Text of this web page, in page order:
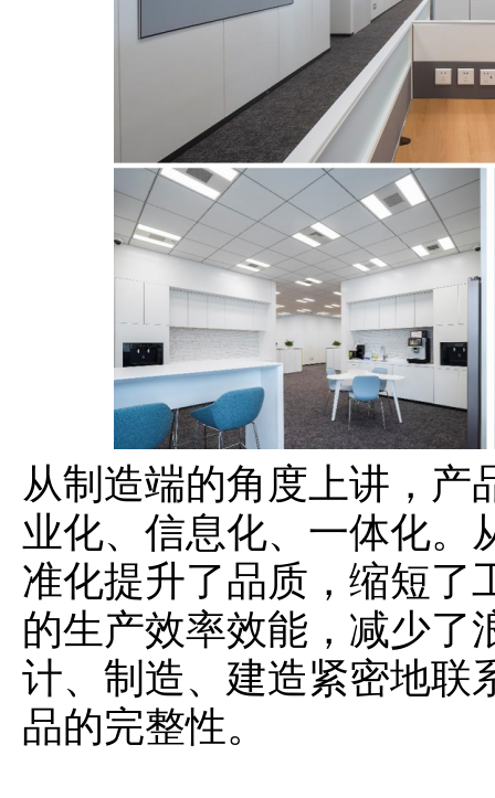
从制造端的角度上讲，产
业化、信息化、一体化。
准化提升了品质，缩短了
的生产效率效能，减少了
计、制造、建造紧密地联
品的完整性。